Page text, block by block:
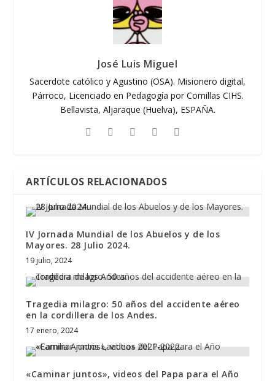
José Luis Miguel
Sacerdote católico y Agustino (OSA). Misionero digital,
Párroco, Licenciado en Pedagogía por Comillas CIHS.
Bellavista, Aljaraque (Huelva), ESPAÑA.
ARTÍCULOS RELACIONADOS
IV Jornada Mundial de los Abuelos y de los
Mayores. 28 Julio 2024.
19 julio, 2024
Tragedia milagro: 50 años del accidente aéreo
en la cordillera de los Andes.
17 enero, 2024
«Caminar juntos», videos del Papa para el Año